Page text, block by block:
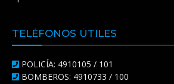
TELÉFONOS ÚTILES
POLICÍA: 4910105 / 101
BOMBEROS: 4910733 / 100